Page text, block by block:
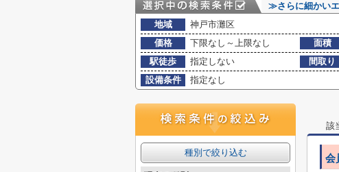
≫さらに細かいエ
地域
神戸市灘区
価格
下限なし～上限なし 面積
駅徒歩
指定しない 間取り
設備条件
指定なし
該
会
種別で絞り込む